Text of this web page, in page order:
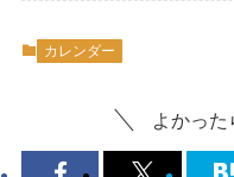
カレンダー
よかった